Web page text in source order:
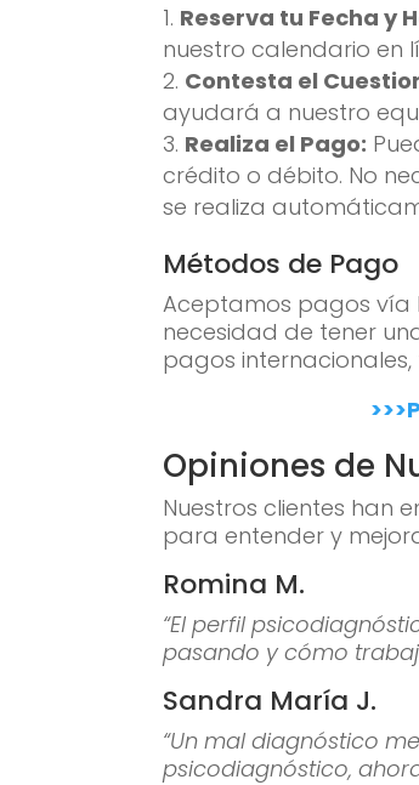
Reserva tu Fecha y
nuestro calendario en
Contesta el
ayudará a nuestro
Realiza el Pago:
crédito o débito. No
se realiza
Métodos de Pago
Aceptamos pagos vía
necesidad de tener
pagos
Opiniones de
Nuestros clientes han
para entender y
Romina M.
“El perfil
pasando y cómo
Sandra María J.
“Un mal diagnóstico
psicodiagnóstico,